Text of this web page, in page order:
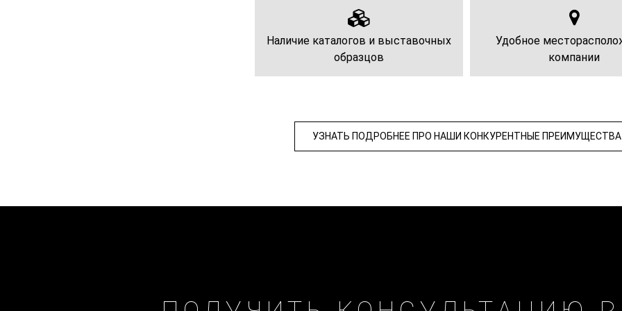
Наличие каталогов и выставочных
образцов
Удобное
компании
УЗНАТЬ ПОДРОБНЕЕ ПРО НАШИ КОНКУРЕНТНЫЕ ПРЕИМУЩЕСТВА